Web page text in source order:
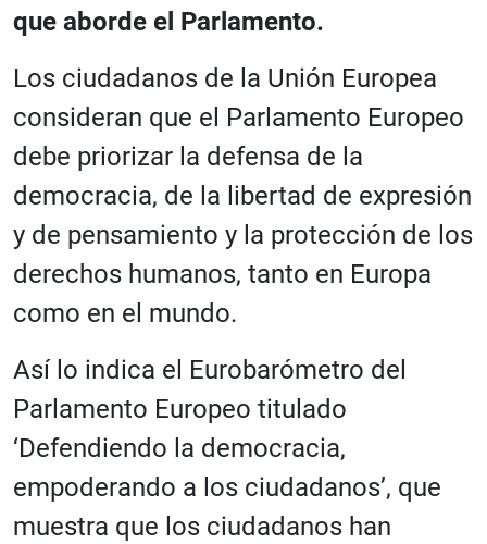
que aborde el Parlamento.
Los ciudadanos de la Unión Europea
consideran que el Parlamento Europeo
debe priorizar la defensa de la
democracia, de la libertad de expresión
y de pensamiento y la protección de los
derechos humanos, tanto en Europa
como en el mundo.
Así lo indica el Eurobarómetro del
Parlamento Europeo titulado
‘Defendiendo la democracia,
empoderando a los ciudadanos’, que
muestra que los ciudadanos han